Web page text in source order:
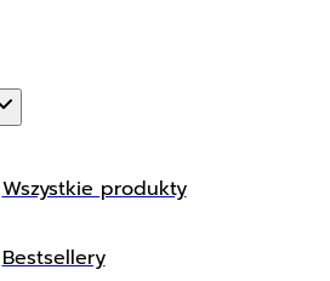
Wszystkie produkty
Bestsellery